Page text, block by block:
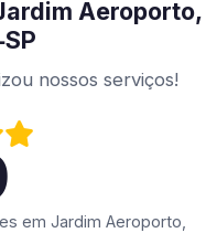
Aeroporto,
nossos serviços!
em Jardim Aeroporto,